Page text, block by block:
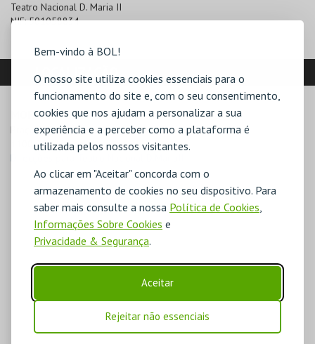
Bem-vindo à BOL!
O nosso site utiliza cookies essenciais para o
funcionamento do site e, com o seu consentimento,
cookies que nos ajudam a personalizar a sua
experiência e a perceber como a plataforma é
utilizada pelos nossos visitantes.
Ao clicar em "Aceitar" concorda com o
armazenamento de cookies no seu dispositivo. Para
saber mais consulte a nossa Política de Cookies,
Informações Sobre Cookies e
Privacidade & Segurança.
Aceitar
Rejeitar não essenciais
Teatro Nacional D. Maria II
NIF:501058834
LOCALIZAÇÃO
MORADA
Praça D. Pedro IV
1100-201 Lisboa
Direcções para Teatro Nacional D.MariaII